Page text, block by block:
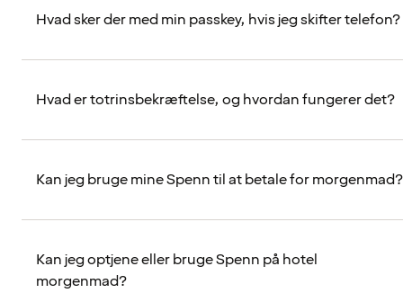
Hvad sker der med min passkey, hvis jeg skifter telefon?
Hvad er totrinsbekræftelse, og hvordan fungerer det?
Kan jeg bruge mine Spenn til at betale for morgenmad?
Kan jeg optjene eller bruge Spenn på hotel
morgenmad?